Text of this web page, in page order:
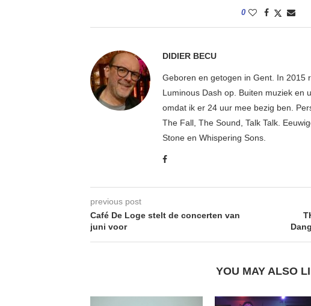
0
DIDIER BECU
Geboren en getogen in Gent. In 2015
Luminous Dash op. Buiten muziek en
omdat ik er 24 uur mee bezig ben.
The Fall, The Sound, Talk Talk.
Stone en Whispering Sons.
previous post
Café De Loge stelt de concerten van
juni voor
YOU MAY ALSO